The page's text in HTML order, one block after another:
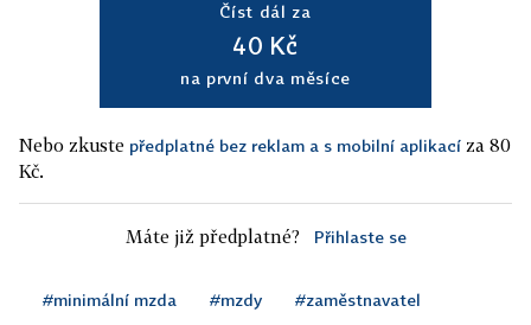
Číst dál za
40 Kč
na první dva měsíce
Nebo zkuste předplatné bez reklam a s mobilní aplikací za 80
Kč.
Máte již předplatné? Přihlaste se
#minimální mzda #mzdy #zaměstnavatel